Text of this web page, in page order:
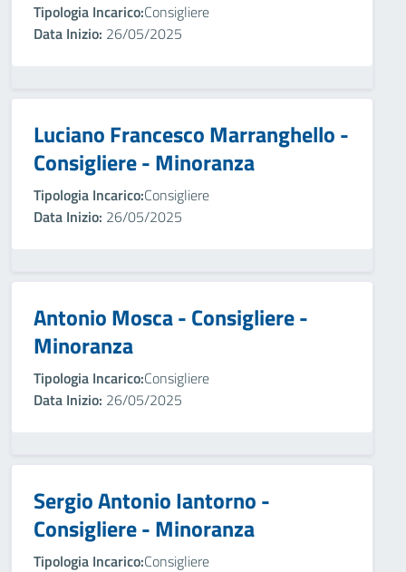
Tipologia Incarico:Consigliere
Data Inizio: 26/05/2025
Luciano Francesco Marranghello -
Consigliere - Minoranza
Tipologia Incarico:Consigliere
Data Inizio: 26/05/2025
Antonio Mosca - Consigliere -
Minoranza
Tipologia Incarico:Consigliere
Data Inizio: 26/05/2025
Sergio Antonio Iantorno -
Consigliere - Minoranza
Tipologia Incarico:Consigliere